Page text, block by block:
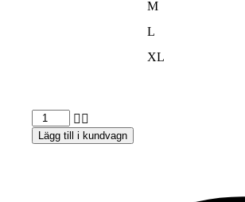
M
L
XL
Lägg till i kundvagn